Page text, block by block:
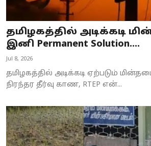
Astrology
Spirituality
Weather
Politics
தமிழகத்தில் அடிக்கடி
இனி Permanent Solution....
Jul 8, 2026
தமிழகத்தில் அடிக்கடி ஏற்படும்
நிரந்தர தீர்வு காண, RTEP என்...